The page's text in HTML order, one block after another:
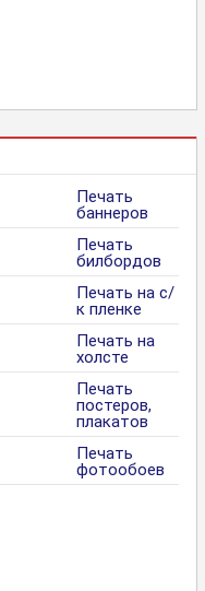
Печать
баннеров
Печать
билбордов
Печать на с/
к пленке
Печать на
холсте
Печать
постеров,
плакатов
Печать
фотообоев